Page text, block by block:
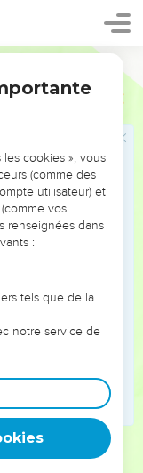
puisque je tends
le malheur, je me
une tempête et
un tourbillon,
de vous.
pas, ils me
et n'ont pas choisi
et ont méprisé
et ils se
d’expérience
provoque leur
cookies », vous
(comme des
utilisateur) et
vos
renseignées dans
:
tels que de la
notre service de